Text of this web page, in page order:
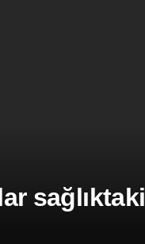
sağlıktaki